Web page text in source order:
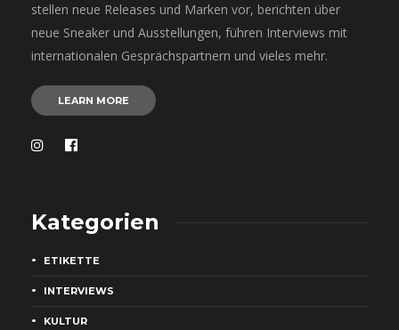
stellen neue Releases und Marken vor, berichten über
neue Sneaker und Ausstellungen, führen Interviews mit
internationalen Gesprächspartnern und vieles mehr.
LEARN MORE
Kategorien
ETIKETTE
INTERVIEWS
KULTUR